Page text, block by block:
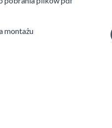
montażu